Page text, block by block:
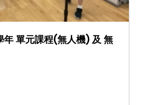
單元課程(無人機) 及 無